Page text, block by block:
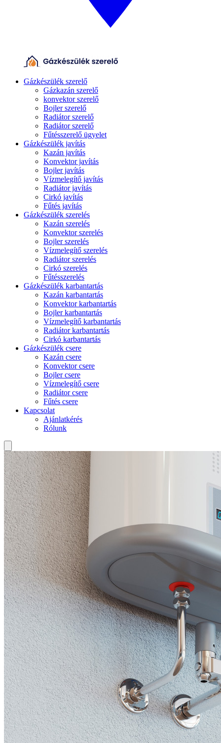
Gázkészülék szerelő
Gázkazán szerelő
konvektor szerelő
Bojler szerelő
Radiátor szerelő
Radiátor szerelő
Fűtésszerelő ügyelet
Gázkészülék javítás
Kazán javítás
Konvektor javítás
Bojler javítás
Vízmelegítő javítás
Radiátor javítás
Cirkó javítás
Fűtés javítás
Gázkészülék szerelés
Kazán szerelés
Konvektor szerelés
Bojler szerelés
Vízmelegítő szerelés
Radiátor szerelés
Cirkó szerelés
Fűtésszerelés
Gázkészülék karbantartás
Kazán karbantartás
Konvektor karbantartás
Bojler karbantartás
Vízmelegítő karbantartás
Radiátor karbantartás
Cirkó karbantartás
Gázkészülék csere
Kazán csere
Konvektor csere
Bojler csere
Vízmelegítő csere
Radiátor csere
Fűtés csere
Kapcsolat
Ajánlatkérés
Rólunk